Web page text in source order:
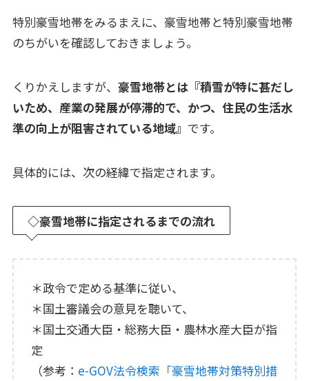
特別豪雪地帯をみるまえに、豪雪地帯と特別豪雪地帯
のちがいを確認しておきましょう。
くりかえしますが、 豪雪地帯とは『積雪が特に甚だし
いため、産業の発展が停滞的で、かつ、住民の生活水
準の向上が阻害されている地域』 です。
具体的には、次の経緯で指定されます。
◇豪雪地帯に指定されるまでの流れ
＊政令で定める基準に従い、
＊国土審議会の意見を聴いて、
＊国土交通大臣・総務大臣・農林水産大臣が指
定
（参考： e-GOV法令検索「豪雪地帯対策特別措